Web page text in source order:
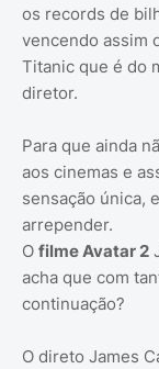
os records de
vencendo assim
Titanic que é do
diretor.
Para que ainda
aos cinemas e
sensação única,
arrepender.
O filme Avatar 2
acha que com
continuação?
O direto James